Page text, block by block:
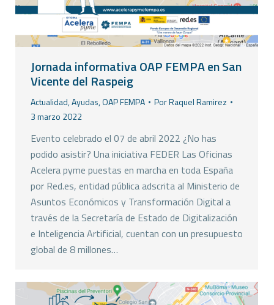
Jornada informativa OAP FEMPA en San
Vicente del Raspeig
Actualidad,Ayudas,OAP FEMPA PorRaquel Ramirez
3 marzo 2022
Evento celebrado el 07 de abril 2022 ¿No has
podido asistir? Una iniciativa FEDER Las Oficinas
Acelera pyme puestas en marcha en toda España
por Red.es, entidad pública adscrita al Ministerio de
Asuntos Económicos y Transformación Digital a
través de la Secretaría de Estado de Digitalización
e Inteligencia Artificial, cuentan con un presupuesto
global de 8 millones…